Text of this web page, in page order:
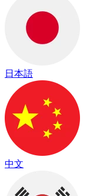
日本語
中文